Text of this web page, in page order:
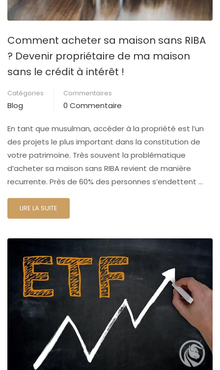
Comment acheter sa maison sans RIBA
? Devenir propriétaire de ma maison
sans le crédit à intérêt !
Catégories
Blog
Commentaires
0 Commentaire
En tant que musulman, accéder à la propriété est l’un
des projets le plus important dans la constitution de
votre patrimoine. Très souvent la problématique
d’acheter sa maison sans RIBA revient de manière
recurrente. Près de 60% des personnes s’endettent …
LIRE LA SUITE